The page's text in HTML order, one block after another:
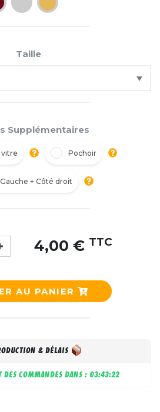
Taille
Supplémentaires
Pochoir
+ Côté droit
4,00 € TTC
AU PANIER
& DÉLAIS
DES COMMANDES DANS : 03:43:21